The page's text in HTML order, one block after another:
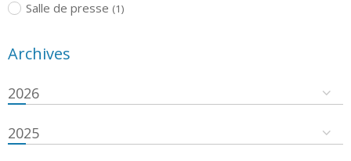
Salle de presse (1)
Archives
2026
2025